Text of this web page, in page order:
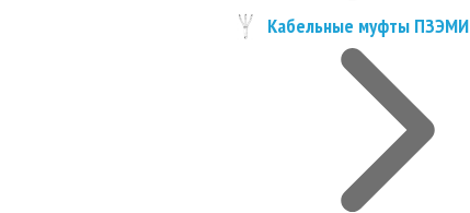
Кабельные муфты ПЗЭМИ